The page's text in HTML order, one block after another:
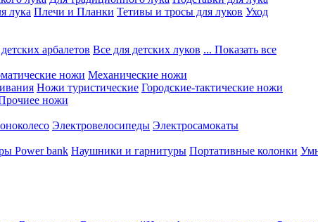
лука Плечи и Планки Тетивы и тросы для луков Уход
арбалетов Все для детских луков ... Показать все
ножи Механические ножи
Ножи туристические Городские-тактические ножи
ножи
Электровелосипеды Электросамокаты
Power bank Наушники и гарнитуры Портативные колонки